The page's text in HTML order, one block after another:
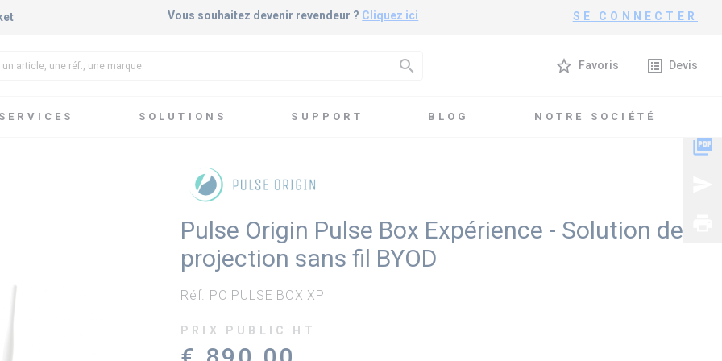
Vous souhaitez devenir revendeur ? Cliquez ici SE CONNECTER
search star_border Favoris list_alt Devis
SERVICES SOLUTIONS SUPPORT BLOG NOTRE SOCIÉTÉ
Pulse Origin Pulse Box Expérience - Solution de
projection sans fil BYOD
Réf. PO PULSE BOX XP
PRIX PUBLIC HT
picture_as_pdf